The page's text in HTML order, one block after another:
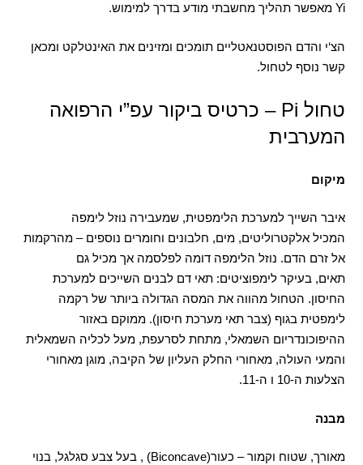
Yi מאפשר תהליך מחשבתי מודע בדרך למימוש.
הצ‘י והדם הפוסטנאטליים תומכים ומזינים את האינטלקט ומכאן
קשר נוסף לטחול.
טחול Pi – כרטיס ביקור עפ”י הרפואה
המערבית
מיקום
איבר השייך למערכת הלימפטית,שמעבירה נוזל לימפה
המכילאלקטרוליטים,מים, חלבונים וחומרים נוספים–מהרקמות
אל זרם הדם. נוזל הלימפה דומה לפלסמה אך מכיל גם
תאים,בעיקר לימפוציטים:תאי דם לבנים השייכים למערכת
החיסון. הטחול מהווה את המסה הגדולה ביותר של רקמה
לימפטית בגוף (צבר תאי מערכת חיסון).ממוקם באזור
ההיפוכונדריום השמאלי,מתחת לסרעפת,מעל לכליה השמאלית
והמעי העולה,מאחורי החלק העליון של הקיבה,מוגן מאחורי
הצלעות ה-10 ו ה-11.
מבנה
מאורך,שטוח וקמור– כעור(Biconcave) , בעל צבע סגלגל,בנוי